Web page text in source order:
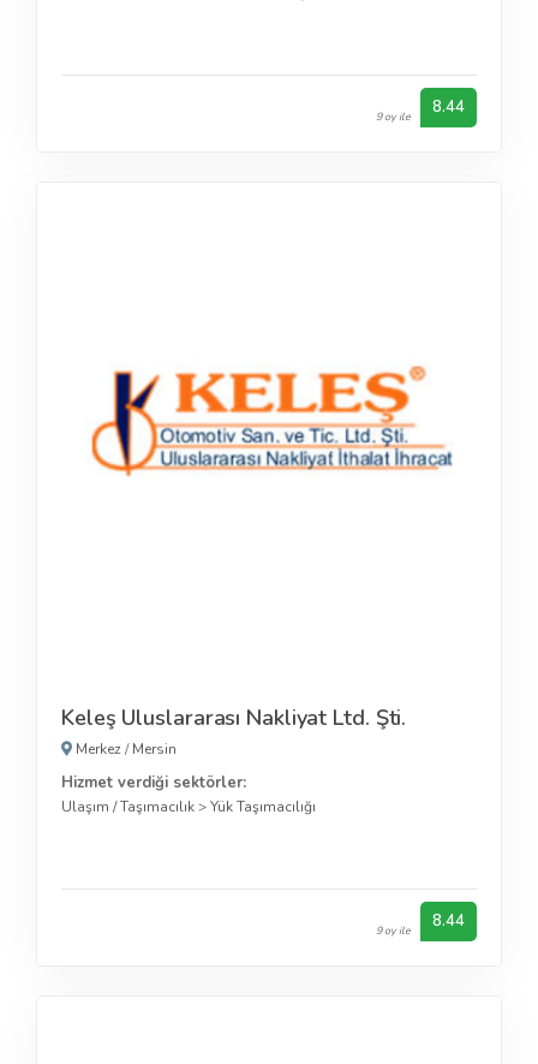
9 oy ile 8.44
Keleş Uluslararası Nakliyat Ltd. Şti.
Merkez/Mersin
Hizmet verdiği sektörler:
Ulaşım / Taşımacılık>Yük Taşımacılığı
9 oy ile 8.44